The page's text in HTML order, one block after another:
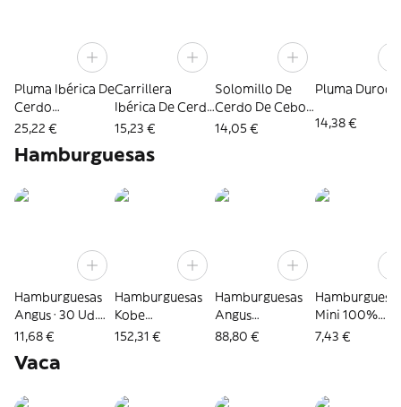
Pluma Ibérica De
Cerdo
Congelada
25,22 €
Carrillera
Ibérica De Cerdo
Congelada
15,23 €
Solomillo De
Cerdo De Cebo
Ibérico
14,05 €
Pluma Duroc
14,38 €
Hamburguesas
Hamburguesas
Angus · 30 Ud.
De 175 Gr
11,68 €
Hamburguesas
Kobe
Congeladas · 40
152,31 €
Hamburguesas
Angus
Congeladas · 30
88,80 €
Mini 100%
Vacuno
7,43 €
Vaca